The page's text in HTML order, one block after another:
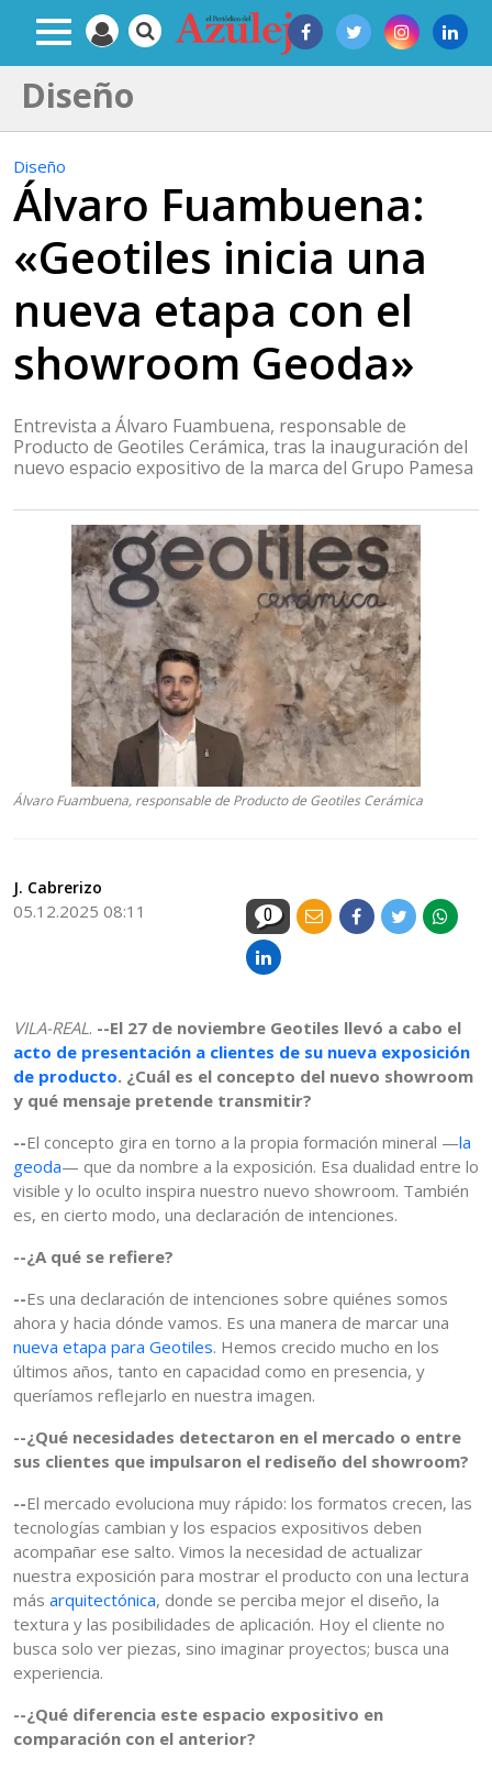
Diseño
Diseño
Álvaro Fuambuena:
«Geotiles inicia una
nueva etapa con el
showroom Geoda»
Entrevista a Álvaro Fuambuena, responsable de
Producto de Geotiles Cerámica, tras la inauguración del
nuevo espacio expositivo de la marca del Grupo Pamesa
Álvaro Fuambuena, responsable de Producto de Geotiles Cerámica
J. Cabrerizo
05.12.2025 08:11 0
VILA-REAL. --El 27 de noviembre Geotiles llevó a cabo el
acto de presentación a clientes de su nueva exposición
de producto. ¿Cuál es el concepto del nuevo showroom
y qué mensaje pretende transmitir?
--El concepto gira en torno a la propia formación mineral —la
geoda— que da nombre a la exposición. Esa dualidad entre lo
visible y lo oculto inspira nuestro nuevo showroom. También
es, en cierto modo, una declaración de intenciones.
--¿A qué se refiere?
--Es una declaración de intenciones sobre quiénes somos
ahora y hacia dónde vamos. Es una manera de marcar una
nueva etapa para Geotiles. Hemos crecido mucho en los
últimos años, tanto en capacidad como en presencia, y
queríamos reflejarlo en nuestra imagen.
--¿Qué necesidades detectaron en el mercado o entre
sus clientes que impulsaron el rediseño del showroom?
--El mercado evoluciona muy rápido: los formatos crecen, las
tecnologías cambian y los espacios expositivos deben
acompañar ese salto. Vimos la necesidad de actualizar
nuestra exposición para mostrar el producto con una lectura
más arquitectónica, donde se perciba mejor el diseño, la
textura y las posibilidades de aplicación. Hoy el cliente no
busca solo ver piezas, sino imaginar proyectos; busca una
experiencia.
--¿Qué diferencia este espacio expositivo en
comparación con el anterior?